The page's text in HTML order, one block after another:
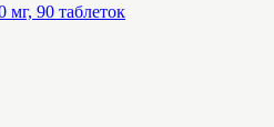
мг, 90 таблеток